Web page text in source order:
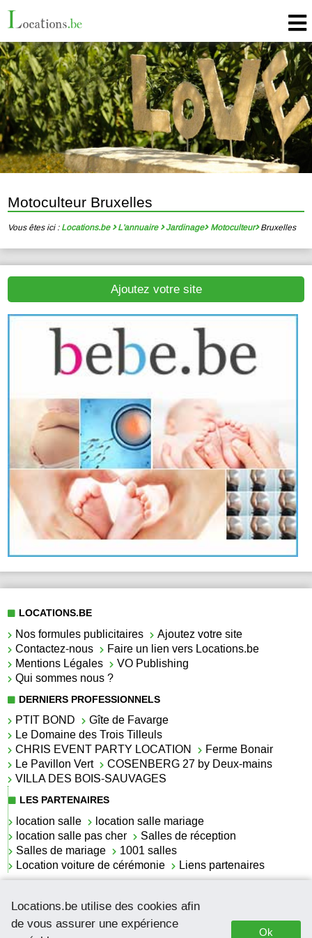
Motoculteur Bruxelles
Vous êtes ici : Locations.be L'annuaire Jardinage Motoculteur Bruxelles
Ajoutez votre site
Locations.be utilise des cookies afin
de vous assurer une expérience
Ok
LOCATIONS.BE
Nos formules publicitaires
Ajoutez votre site
Contactez-nous
Faire un lien vers Locations.be
Mentions Légales
VO Publishing
Qui sommes nous ?
DERNIERS PROFESSIONNELS
PTIT BOND
Gîte de Favarge
Le Domaine des Trois Tilleuls
CHRIS EVENT PARTY LOCATION
Ferme Bonair
Le Pavillon Vert
COSENBERG 27 by Deux-mains
VILLA DES BOIS-SAUVAGES
LES PARTENAIRES
location salle
location salle mariage
location salle pas cher
Salles de réception
Salles de mariage
1001 salles
Location voiture de cérémonie
Liens partenaires
La location de lettrage pour mariage
La salle de réception pour mariage en Belgique